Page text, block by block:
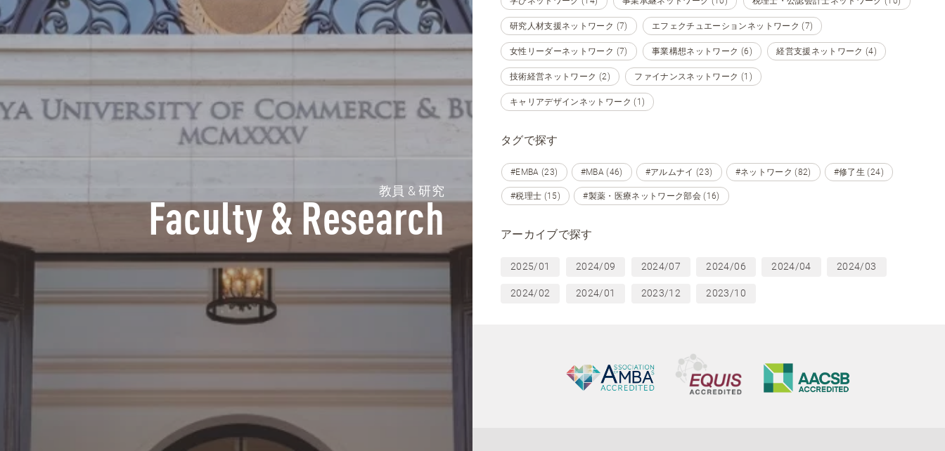
教員 & 研究
Faculty & Research
研究人材支援ネットワーク (7) エフェクチュエーションネットワーク (7)
女性リーダーネットワーク (7) 事業構想ネットワーク (6) 経営支援ネットワーク (4)
技術経営ネットワーク (2) ファイナンスネットワーク (1)
キャリアデザインネットワーク (1)
タグで探す
#EMBA (23) #MBA (46) #アルムナイ (23) #ネットワーク (82) #修了生 (24)
#税理士 (15) #製薬・医療ネットワーク部会 (16)
アーカイブで探す
2025/01 2024/09 2024/07 2024/06 2024/04 2024/03
2024/02 2024/01 2023/12 2023/10